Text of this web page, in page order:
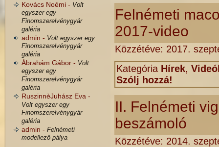
Kovács Noémi - Volt
egyszer egy
Finomszerelvénygyár
galéria
admin - Volt egyszer egy
Finomszerelvénygyár
galéria
Ábrahám Gábor - Volt
egyszer egy
Finomszerelvénygyár
galéria
RuszinnèJuhász Eva -
Volt egyszer egy
Finomszerelvénygyár
galéria
admin - Felnémeti
modellező pálya
Felnémeti
2017-video
Közzétéve: 2017.
Kategória Hírek,
Szólj hozzá!
II. Felnémeti
beszámoló
Közzétéve: 2014.